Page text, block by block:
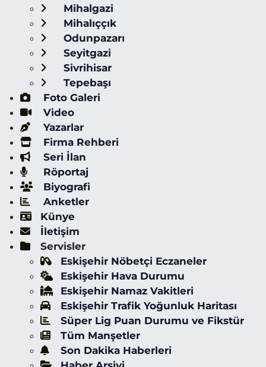
Mihalgazi
Mihalıççık
Odunpazarı
Seyitgazi
Sivrihisar
Tepebaşı
Foto Galeri
Video
Yazarlar
Firma Rehberi
Seri İlan
Röportaj
Biyografi
Anketler
Künye
İletişim
Servisler
Eskişehir Nöbetçi Eczaneler
Eskişehir Hava Durumu
Eskişehir Namaz Vakitleri
Eskişehir Trafik Yoğunluk Haritası
Süper Lig Puan Durumu ve Fikstür
Tüm Manşetler
Son Dakika Haberleri